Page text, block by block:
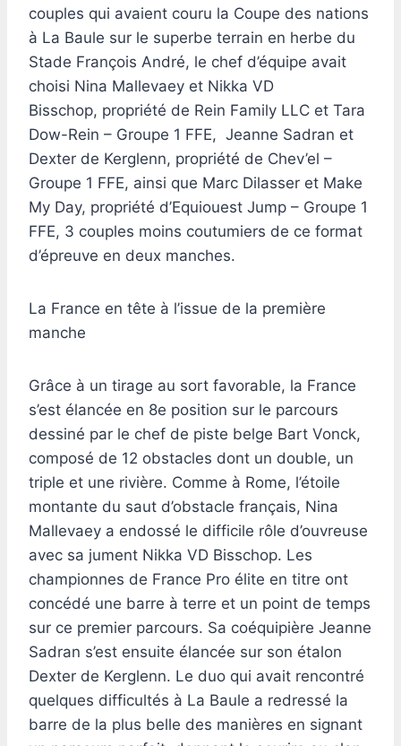
couples qui avaient couru la Coupe des nations
à La Baule sur le superbe terrain en herbe du
Stade François André, le chef d’équipe avait
choisi Nina Mallevaey et Nikka VD
Bisschop, propriété de Rein Family LLC et Tara
Dow-Rein – Groupe 1 FFE, Jeanne Sadran et
Dexter de Kerglenn, propriété de Chev’el –
Groupe 1 FFE, ainsi que Marc Dilasser et Make
My Day, propriété d’Equiouest Jump – Groupe 1
FFE, 3 couples moins coutumiers de ce format
d’épreuve en deux manches.
La France en tête à l’issue de la première
manche
Grâce à un tirage au sort favorable, la France
s’est élancée en 8e position sur le parcours
dessiné par le chef de piste belge Bart Vonck,
composé de 12 obstacles dont un double, un
triple et une rivière. Comme à Rome, l’étoile
montante du saut d’obstacle français, Nina
Mallevaey a endossé le difficile rôle d’ouvreuse
avec sa jument Nikka VD Bisschop. Les
championnes de France Pro élite en titre ont
concédé une barre à terre et un point de temps
sur ce premier parcours. Sa coéquipière Jeanne
Sadran s’est ensuite élancée sur son étalon
Dexter de Kerglenn. Le duo qui avait rencontré
quelques difficultés à La Baule a redressé la
barre de la plus belle des manières en signant